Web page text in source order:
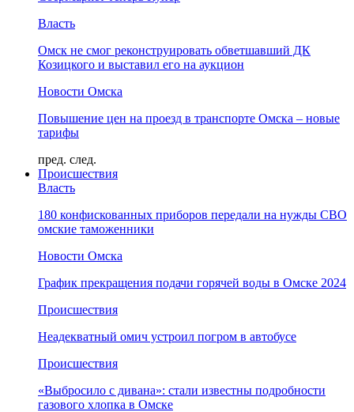
Власть
Омск не смог реконструировать обветшавший ДК
Козицкого и выставил его на аукцион
Новости Омска
Повышение цен на проезд в транспорте Омска – новые
тарифы
пред. след.
Происшествия
Власть
180 конфискованных приборов передали на нужды СВО
омские таможенники
Новости Омска
График прекращения подачи горячей воды в Омске 2024
Происшествия
Неадекватный омич устроил погром в автобусе
Происшествия
«Выбросило с дивана»: стали известны подробности
газового хлопка в Омске